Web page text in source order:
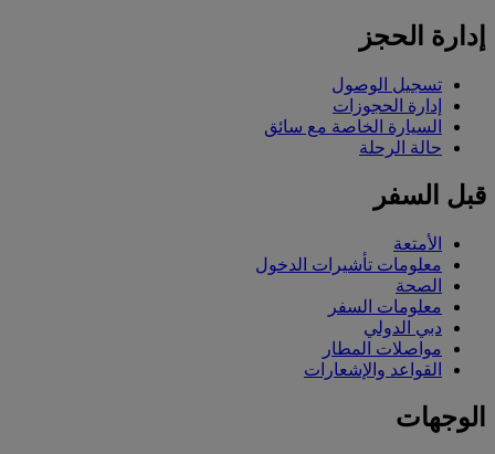
إدارة الحجز
تسجيل الوصول
إدارة الحجوزات
السيارة الخاصة مع سائق
حالة الرحلة
قبل السفر
الأمتعة
معلومات تأشيرات الدخول
الصحة
معلومات السفر
دبي الدولي
مواصلات المطار
القواعد والإشعارات
الوجهات